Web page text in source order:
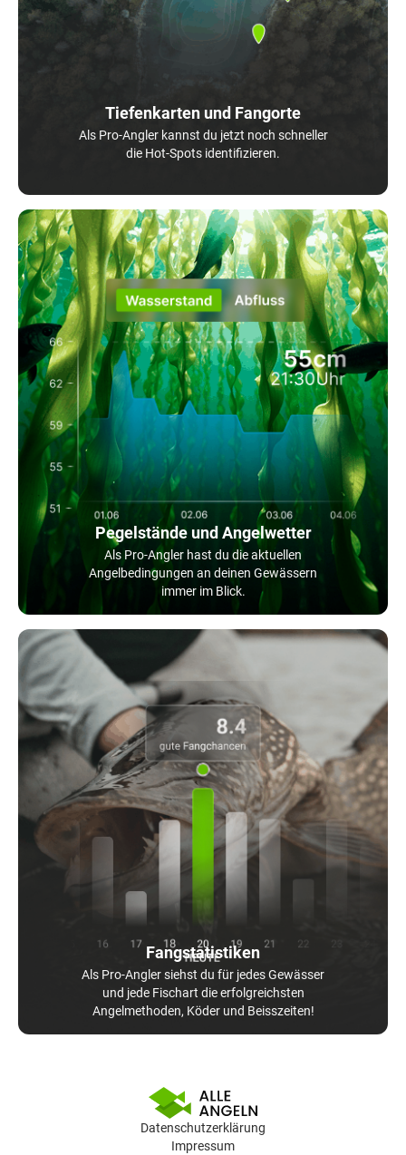
Tiefenkarten und Fangorte
Als Pro-Angler kannst du jetzt noch schneller
die Hot-Spots identifizieren.
Pegelstände und Angelwetter
Als Pro-Angler hast du die aktuellen
Angelbedingungen an deinen Gewässern
immer im Blick.
Fangstatistiken
Als Pro-Angler siehst du für jedes Gewässer
und jede Fischart die erfolgreichsten
Angelmethoden, Köder und Beisszeiten!
Datenschutzerklärung
Impressum